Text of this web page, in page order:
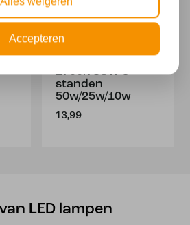
Philips
GU10 5w/50w
2700k SSW 3
standen
50w/25w/10w
13,99
LED lampen
Accepteren